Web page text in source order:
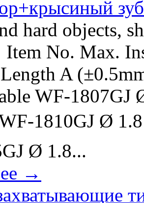
hard objects,
No. Max.
A
WF-
1810GJ Ø
Ø 1.8...
→